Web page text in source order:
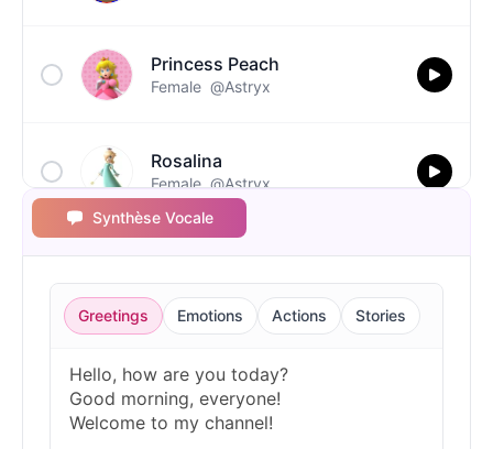
Princess Peach
Female @Astryx
Rosalina
Female @Astryx
Toad
Male @Astryx
Synthèse Vocale
Greetings Emotions Actions Stories